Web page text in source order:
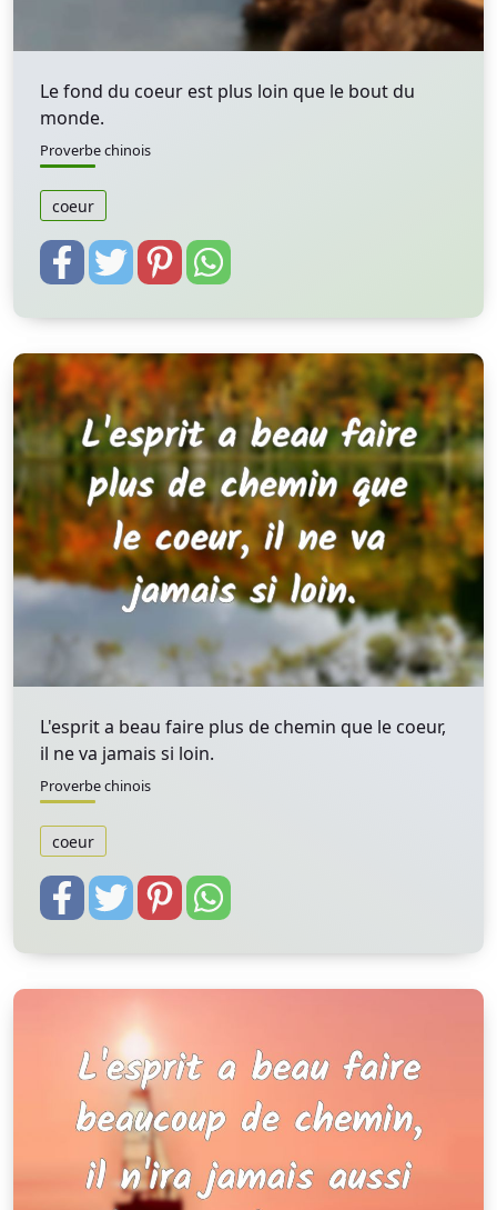
Le fond du coeur est plus loin que le bout du
monde.
Proverbe chinois
coeur
L'esprit a beau faire plus de chemin que le coeur,
il ne va jamais si loin.
Proverbe chinois
coeur